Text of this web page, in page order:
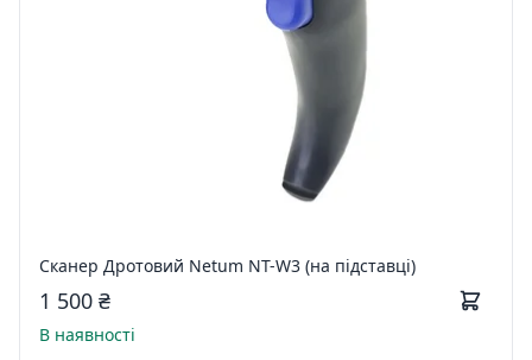
Сканер Дротовий Netum NT-W3 (на підставці)
1 500 ₴
В наявності